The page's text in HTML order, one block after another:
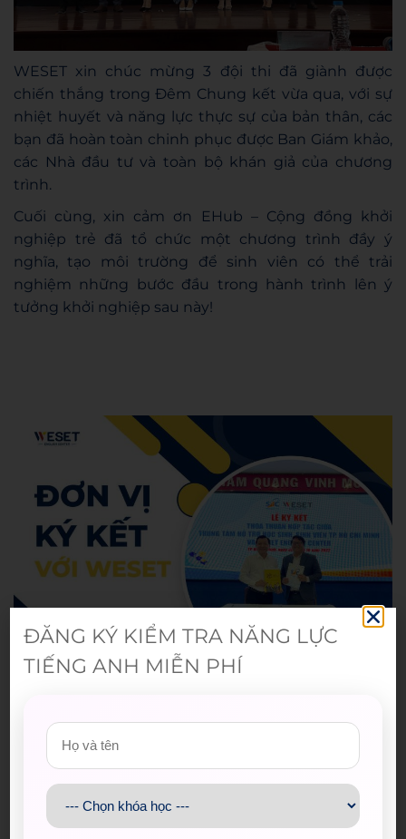
WESET xin chúc mừng 3 đội thi đã giành được
chiến thắng trong Đêm Chung kết vừa qua, với sự
nhiệt huyết và năng lực thực sự của bản thân, các
bạn đã hoàn toàn chinh phục được Ban Giám khảo,
các Nhà đầu tư và toàn bộ khán giả của chương
trình.
Cuối cùng, xin cảm ơn EHub – Cộng đồng khởi
nghiệp trẻ đã tổ chức một chương trình đầy ý
nghĩa, tạo môi trường để sinh viên có thể trải
nghiệm những bước đầu trong hành trình lên ý
tưởng khởi nghiệp sau này!
Bài viết mới nhất
ĐĂNG KÝ KIỂM TRA NĂNG LỰC
TIẾNG ANH MIỄN PHÍ